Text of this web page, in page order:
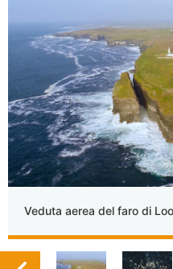
Veduta aerea del faro di